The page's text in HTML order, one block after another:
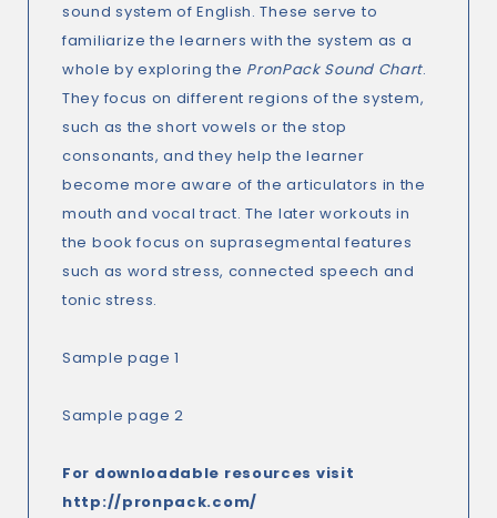
sound system of English. These serve to
familiarize the learners with the system as a
whole by exploring the PronPack Sound Chart.
They focus on different regions of the system,
such as the short vowels or the stop
consonants, and they help the learner
become more aware of the articulators in the
mouth and vocal tract. The later workouts in
the book focus on suprasegmental features
such as word stress, connected speech and
tonic stress.
Sample page 1
Sample page 2
For downloadable resources visit
http://pronpack.com/